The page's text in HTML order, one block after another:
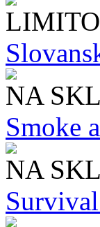
NA
Smoke
NA